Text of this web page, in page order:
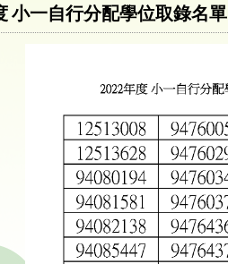
小一自行分配學位取錄名單